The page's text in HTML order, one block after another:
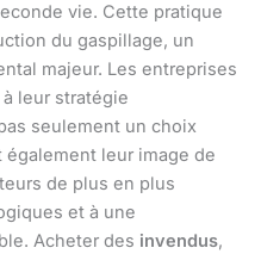
vie. Cette pratique
du gaspillage, un
majeur. Les entreprises
leur stratégie
seulement un choix
leur image de
de plus en plus
et à une
Acheter des invendus,